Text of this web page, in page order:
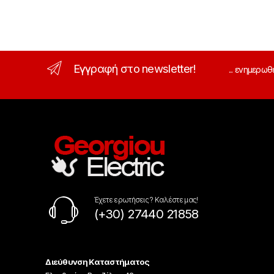
Εγγραφή στο newsletter! ...
Έχετε ερωτήσεις ? Καλέστε μας!
(+30) 27440 21858
Διεύθυνση Καταστήματος